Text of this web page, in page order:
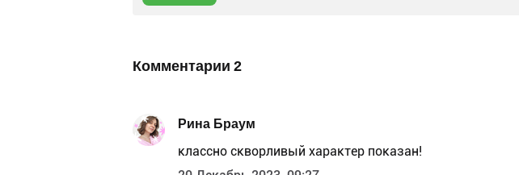
Комментарии 2
Рина Браум
классно скворливый характер показан!